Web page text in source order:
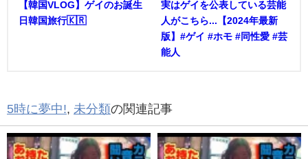
【韓国VLOG】ゲイのお誕生
日韓国旅行🇰🇷
実はゲイを公表している芸能
人がこちら...【2024年最新
版】#ゲイ #ホモ #同性愛 #芸
能人
5時に夢中!, 未分類の関連記事